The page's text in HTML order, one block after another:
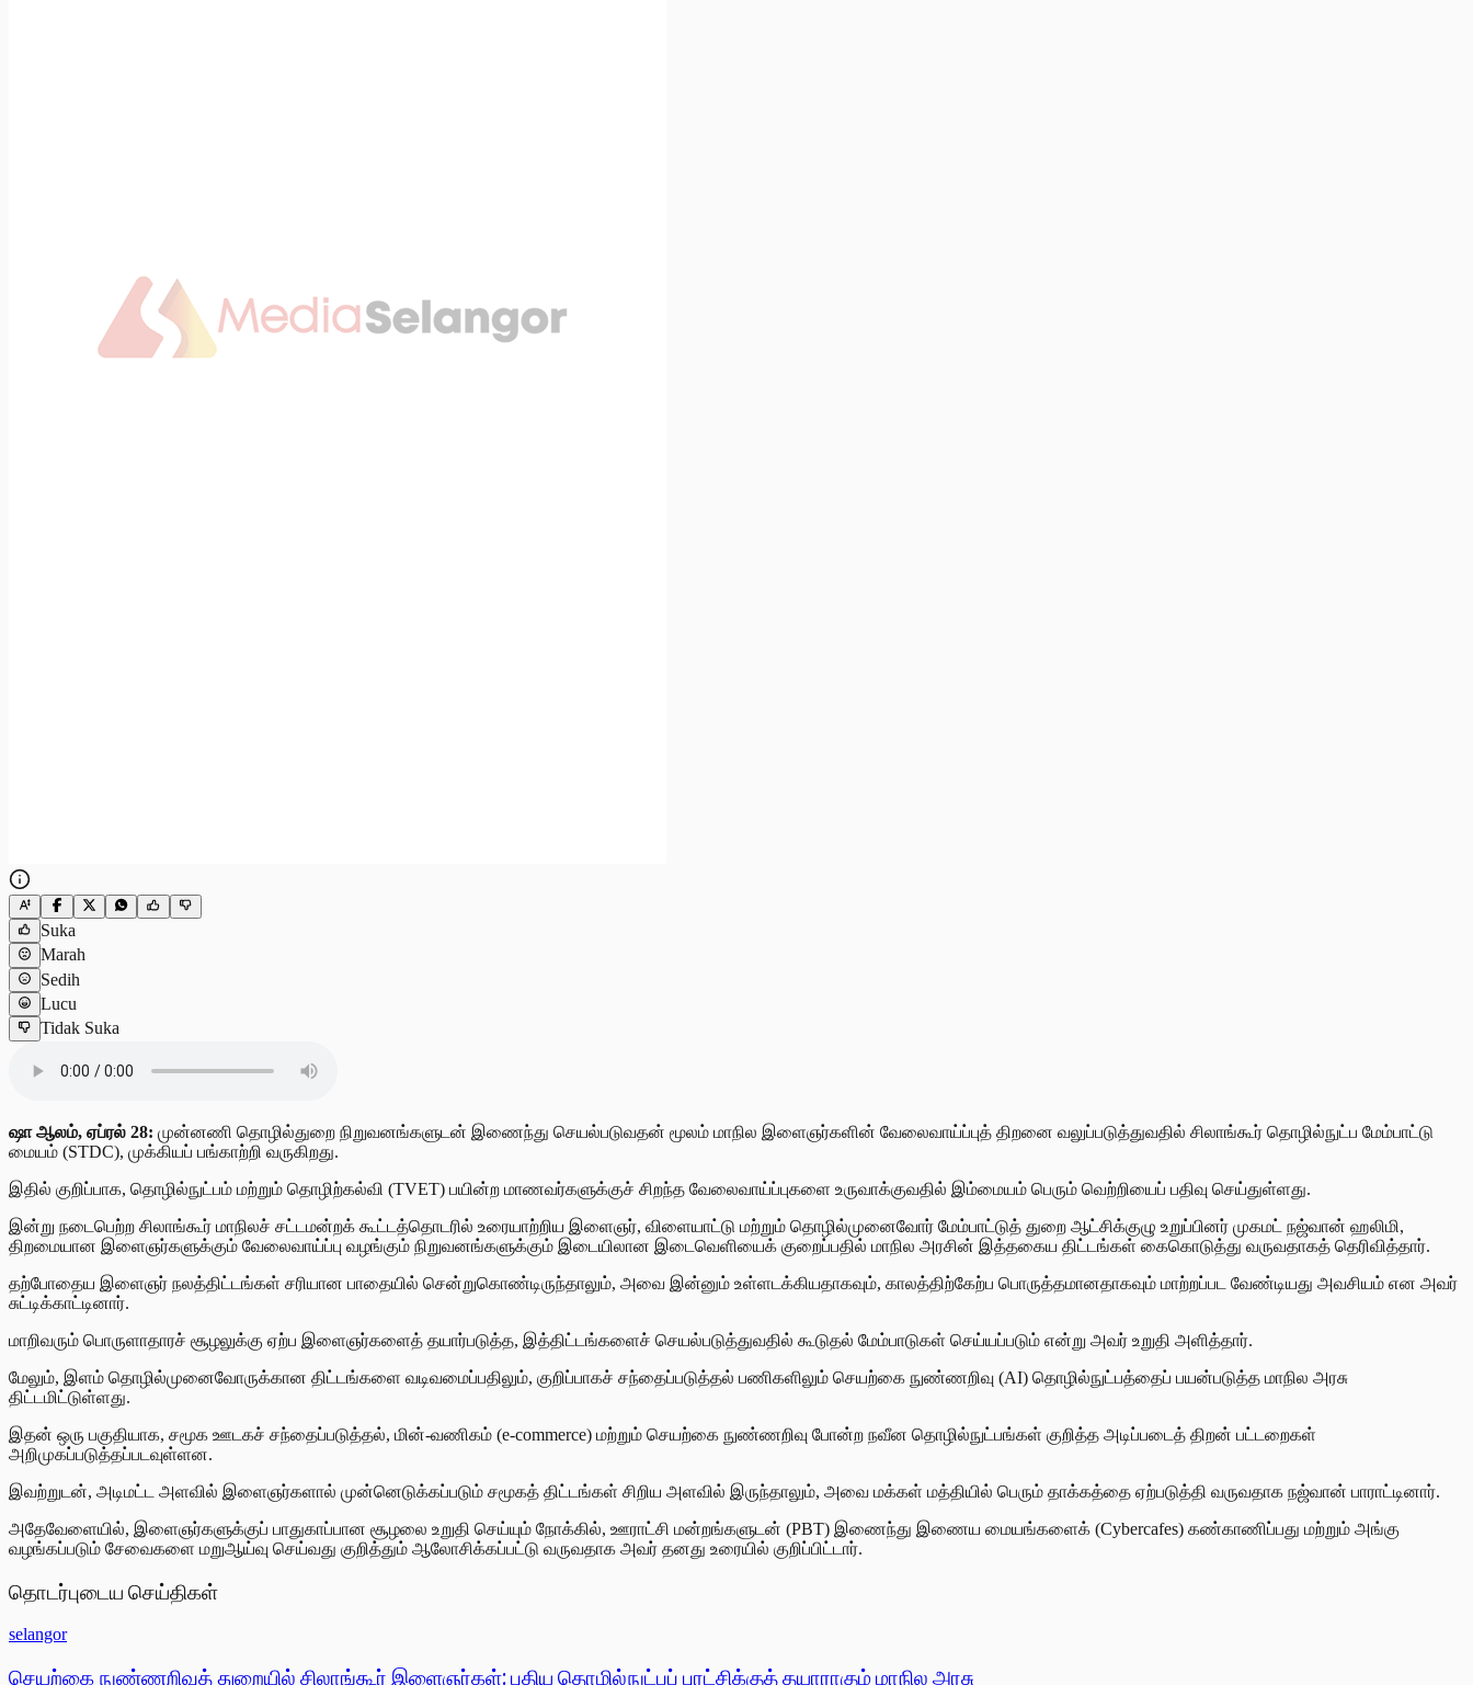
Suka
Marah
Sedih
Lucu
Tidak Suka
ஷா ஆலம், ஏப்ரல் 28: முன்னணி தொழில்துறை நிறுவனங்களுடன் இணைந்து செயல்படுவதன் மூலம் மாநில இளைஞர்களின் வேலைவாய்ப்புத் திறனை வலுப்படுத்துவதில் சிலாங்கூர் தொழில்நுட்ப மேம்பாட்டு
மையம் (STDC), முக்கியப் பங்காற்றி வருகிறது.
இதில் குறிப்பாக, தொழில்நுட்பம் மற்றும் தொழிற்கல்வி (TVET) பயின்ற மாணவர்களுக்குச் சிறந்த வேலைவாய்ப்புகளை உருவாக்குவதில் இம்மையம் பெரும் வெற்றியைப் பதிவு செய்துள்ளது.
இன்று நடைபெற்ற சிலாங்கூர் மாநிலச் சட்டமன்றக் கூட்டத்தொடரில் உரையாற்றிய இளைஞர், விளையாட்டு மற்றும் தொழில்முனைவோர் மேம்பாட்டுத் துறை ஆட்சிக்குழு உறுப்பினர் முகமட் நஜ்வான் ஹலிமி,
திறமையான இளைஞர்களுக்கும் வேலைவாய்ப்பு வழங்கும் நிறுவனங்களுக்கும் இடையிலான இடைவெளியைக் குறைப்பதில் மாநில அரசின் இத்தகைய திட்டங்கள் கைகொடுத்து வருவதாகத் தெரிவித்தார்.
தற்போதைய இளைஞர் நலத்திட்டங்கள் சரியான பாதையில் சென்றுகொண்டிருந்தாலும், அவை இன்னும் உள்ளடக்கியதாகவும், காலத்திற்கேற்ப பொருத்தமானதாகவும் மாற்றப்பட வேண்டியது அவசியம் என அவர்
சுட்டிக்காட்டினார்.
மாறிவரும் பொருளாதாரச் சூழலுக்கு ஏற்ப இளைஞர்களைத் தயார்படுத்த, இத்திட்டங்களைச் செயல்படுத்துவதில் கூடுதல் மேம்பாடுகள் செய்யப்படும் என்று அவர் உறுதி அளித்தார்.
மேலும், இளம் தொழில்முனைவோருக்கான திட்டங்களை வடிவமைப்பதிலும், குறிப்பாகச் சந்தைப்படுத்தல் பணிகளிலும் செயற்கை நுண்ணறிவு (AI) தொழில்நுட்பத்தைப் பயன்படுத்த மாநில அரசு
திட்டமிட்டுள்ளது.
இதன் ஒரு பகுதியாக, சமூக ஊடகச் சந்தைப்படுத்தல், மின்-வணிகம் (e-commerce) மற்றும் செயற்கை நுண்ணறிவு போன்ற நவீன தொழில்நுட்பங்கள் குறித்த அடிப்படைத் திறன் பட்டறைகள்
அறிமுகப்படுத்தப்படவுள்ளன.
இவற்றுடன், அடிமட்ட அளவில் இளைஞர்களால் முன்னெடுக்கப்படும் சமூகத் திட்டங்கள் சிறிய அளவில் இருந்தாலும், அவை மக்கள் மத்தியில் பெரும் தாக்கத்தை ஏற்படுத்தி வருவதாக நஜ்வான் பாராட்டினார்.
அதேவேளையில், இளைஞர்களுக்குப் பாதுகாப்பான சூழலை உறுதி செய்யும் நோக்கில், ஊராட்சி மன்றங்களுடன் (PBT) இணைந்து இணைய மையங்களைக் (Cybercafes) கண்காணிப்பது மற்றும் அங்கு
வழங்கப்படும் சேவைகளை மறுஆய்வு செய்வது குறித்தும் ஆலோசிக்கப்பட்டு வருவதாக அவர் தனது உரையில் குறிப்பிட்டார்.
தொடர்புடைய செய்திகள்
selangor
செயற்கை நுண்ணறிவுத் துறையில் சிலாங்கூர் இளைஞர்கள்: புதிய தொழில்நுட்பப் புரட்சிக்குத் தயாராகும் மாநில அரசு